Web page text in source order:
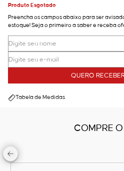
Produto Esgotado
Preencha os campos abaixo para ser
estoque! Seja o primeiro a saber e receba
QUERO
Tabela de Medidas
COMPRE